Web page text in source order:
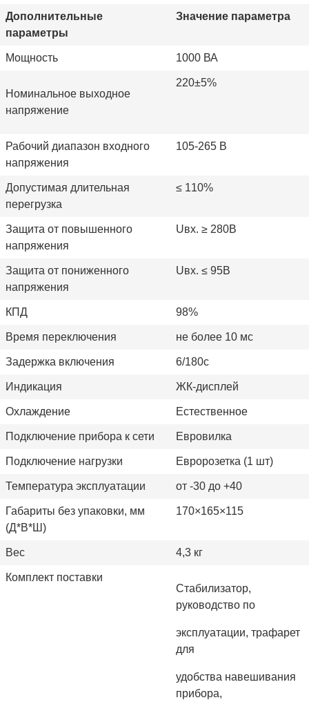
Дополнительные
параметры
Значение параметра
Мощность 1000 ВА
Номинальное выходное
напряжение
220±5%
Рабочий диапазон входного
напряжения
105-265 В
Допустимая длительная
перегрузка
≤ 110%
Защита от повышенного
напряжения
Uвх. ≥ 280В
Защита от пониженного
напряжения
Uвх. ≤ 95В
КПД 98%
Время переключения не более 10 мс
Задержка включения 6/180с
Индикация ЖК-дисплей
Охлаждение Естественное
Подключение прибора к сети Евровилка
Подключение нагрузки Евророзетка (1 шт)
Температура эксплуатации от -30 до +40
Габариты без упаковки, мм
(Д*В*Ш)
170×165×115
Вес 4,3 кг
Комплект поставки
Стабилизатор,
руководство по
эксплуатации, трафарет
для
удобства навешивания
прибора,